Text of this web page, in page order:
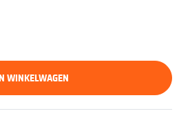
IN WINKELWAGEN